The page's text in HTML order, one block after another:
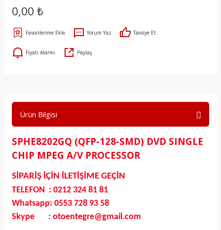
0,00 ₺
Yorum Yaz Tavsiye Et
Fiyatı Alarmı Paylaş
Ürün Bilgisi
SPHE8202GQ (QFP-128-SMD) DVD SINGLE
CHIP MPEG A/V PROCESSOR
SİPARİŞ İÇİN İLETİŞİME GEÇİN
TELEFON : 0212 324 81 81
Whatsapp: 0553 728 93 58
Skype : otoentegre@gmail.com